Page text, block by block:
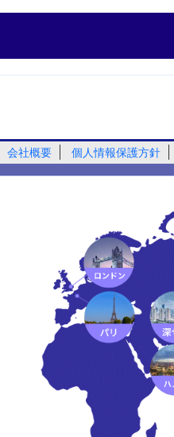
会社概要 個人情報保護方針